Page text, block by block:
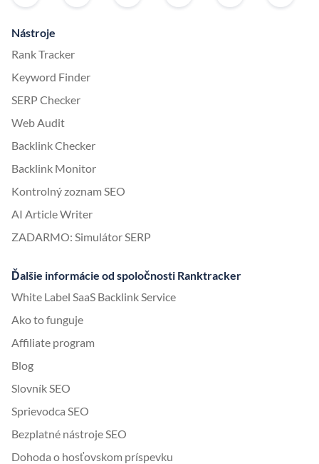
Nástroje
Rank Tracker
Keyword Finder
SERP Checker
Web Audit
Backlink Checker
Backlink Monitor
Kontrolný zoznam SEO
AI Article Writer
ZADARMO: Simulátor SERP
Ďalšie informácie od spoločnosti Ranktracker
White Label SaaS Backlink Service
Ako to funguje
Affiliate program
Blog
Slovník SEO
Sprievodca SEO
Bezplatné nástroje SEO
Dohoda o hosťovskom príspevku